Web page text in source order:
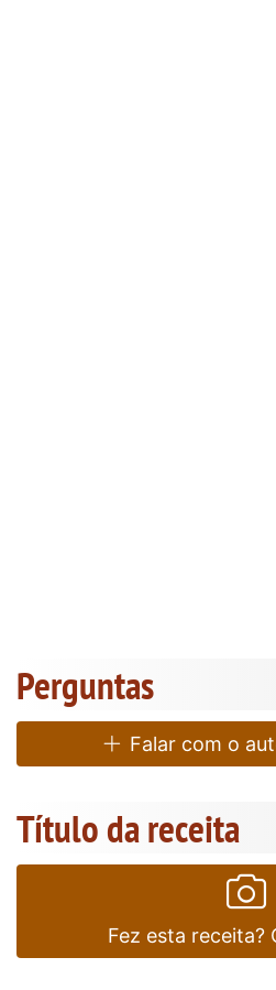
Perguntas
Falar com o
Título da receita
Fez esta receita?